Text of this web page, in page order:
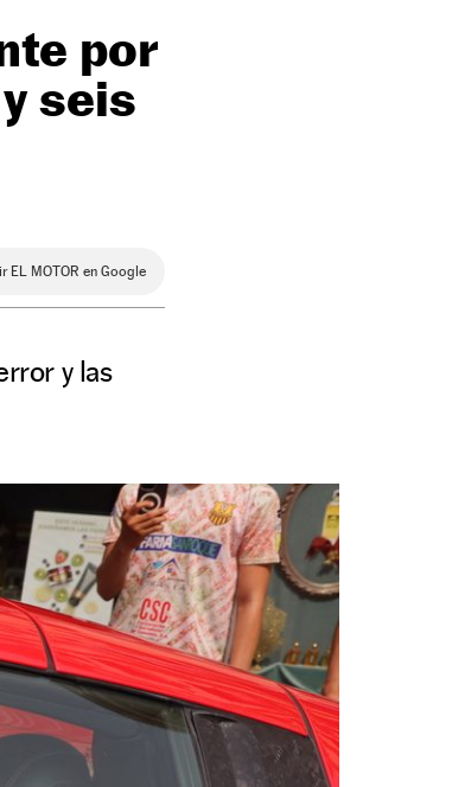
por
seis
EL MOTOR en Google
y las